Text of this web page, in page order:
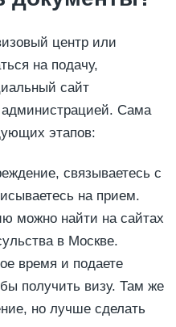
центр или
на подачу,
сайт
администрацией. Сама
этапов:
связываетесь с
на прием.
можно найти на сайтах
в Москве.
время и подаете
получить визу. Там же
но лучше сделать